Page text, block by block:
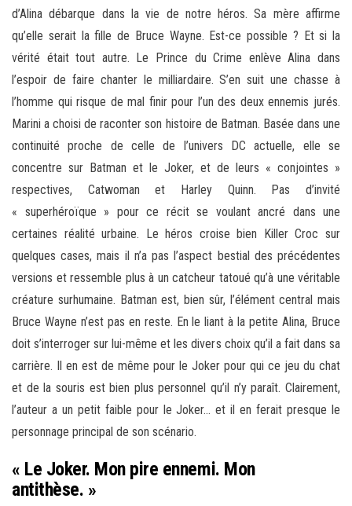
d’Alina débarque dans la vie de notre héros. Sa mère affirme
qu’elle serait la fille de Bruce Wayne. Est-ce possible ? Et si la
vérité était tout autre. Le Prince du Crime enlève Alina dans
l’espoir de faire chanter le milliardaire. S’en suit une chasse à
l’homme qui risque de mal finir pour l’un des deux ennemis jurés.
Marini a choisi de raconter son histoire de Batman. Basée dans une
continuité proche de celle de l’univers DC actuelle, elle se
concentre sur Batman et le Joker, et de leurs « conjointes »
respectives, Catwoman et Harley Quinn. Pas d’invité
« superhéroïque » pour ce récit se voulant ancré dans une
certaines réalité urbaine. Le héros croise bien Killer Croc sur
quelques cases, mais il n’a pas l’aspect bestial des précédentes
versions et ressemble plus à un catcheur tatoué qu’à une véritable
créature surhumaine. Batman est, bien sûr, l’élément central mais
Bruce Wayne n’est pas en reste. En le liant à la petite Alina, Bruce
doit s’interroger sur lui-même et les divers choix qu’il a fait dans sa
carrière. Il en est de même pour le Joker pour qui ce jeu du chat
et de la souris est bien plus personnel qu’il n’y paraît. Clairement,
l’auteur a un petit faible pour le Joker… et il en ferait presque le
personnage principal de son scénario.
« Le Joker. Mon pire ennemi. Mon
antithèse. »